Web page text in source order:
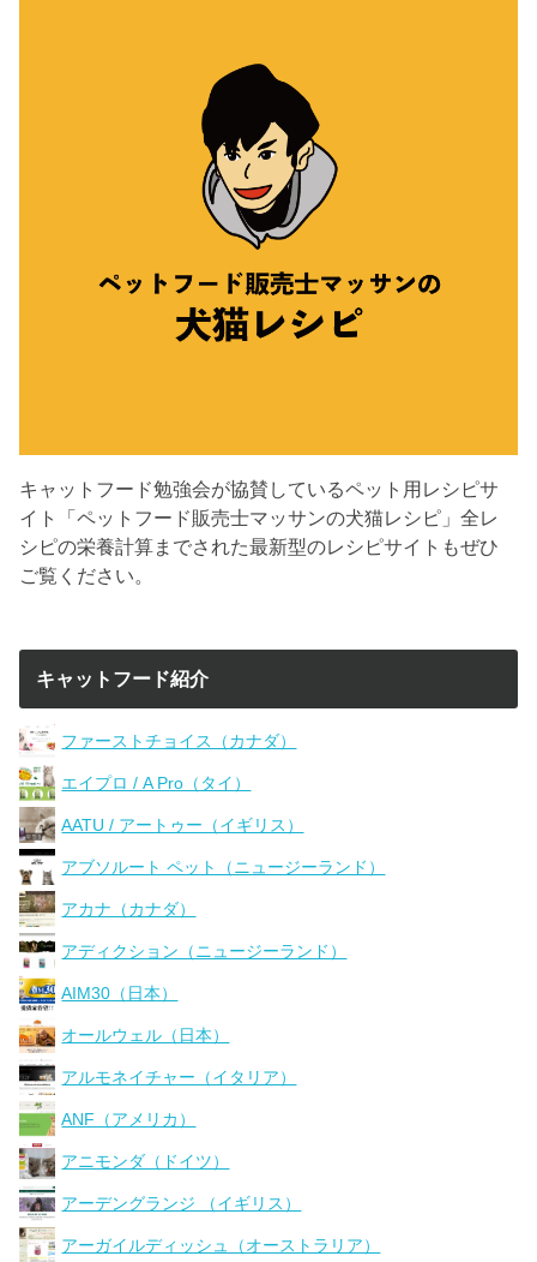
キャットフード勉強会が協賛しているペット用レシピサ
イト「ペットフード販売士マッサンの犬猫レシピ」全レ
シピの栄養計算までされた最新型のレシピサイトもぜひ
ご覧ください。
キャットフード紹介
ファーストチョイス（カナダ）
エイプロ / A Pro（タイ）
AATU / アートゥー（イギリス）
アブソルート ペット（ニュージーランド）
アカナ（カナダ）
アディクション（ニュージーランド）
AIM30（日本）
オールウェル（日本）
アルモネイチャー（イタリア）
ANF（アメリカ）
アニモンダ（ドイツ）
アーデングランジ （イギリス）
アーガイルディッシュ（オーストラリア）